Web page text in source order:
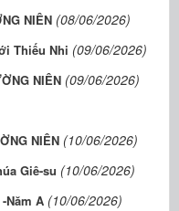
NIÊN (08/06/2026)
Thiếu Nhi (09/06/2026)
NIÊN (09/06/2026)
NIÊN (10/06/2026)
Giê-su (10/06/2026)
Năm A (10/06/2026)